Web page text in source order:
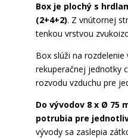
Box je plochý s
(2+4+2). Z vnútornej
tenkou vrstvou
Box slúži na
rekuperačnej jednotky
rozvodu vzduchu pre
Do vývodov 8 x Ø 75
potrubia pre
vývody sa zaslepia